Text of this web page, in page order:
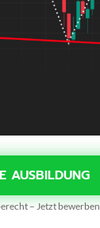
AUSBILDUNG
– Jetzt bewerben